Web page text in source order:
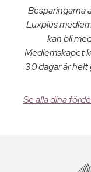
Besparingarna
Luxplus
kan bli
Medlemskapet
30 dagar är helt
Se alla dina